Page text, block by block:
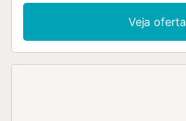
Veja oferta